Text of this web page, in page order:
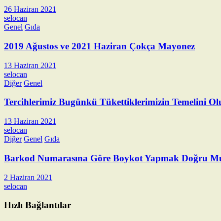
26 Haziran 2021
selocan
Genel Gıda
2019 Ağustos ve 2021 Haziran Çokça Mayonez
13 Haziran 2021
selocan
Diğer Genel
Tercihlerimiz Bugünkü Tükettiklerimizin Temelini
13 Haziran 2021
selocan
Diğer Genel Gıda
Barkod Numarasına Göre Boykot Yapmak Doğru
2 Haziran 2021
selocan
Hızlı Bağlantılar